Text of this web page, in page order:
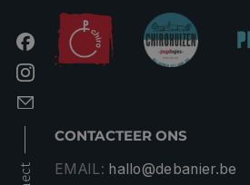
CONTACTEER ONS
EMAIL: hallo@debanier.be